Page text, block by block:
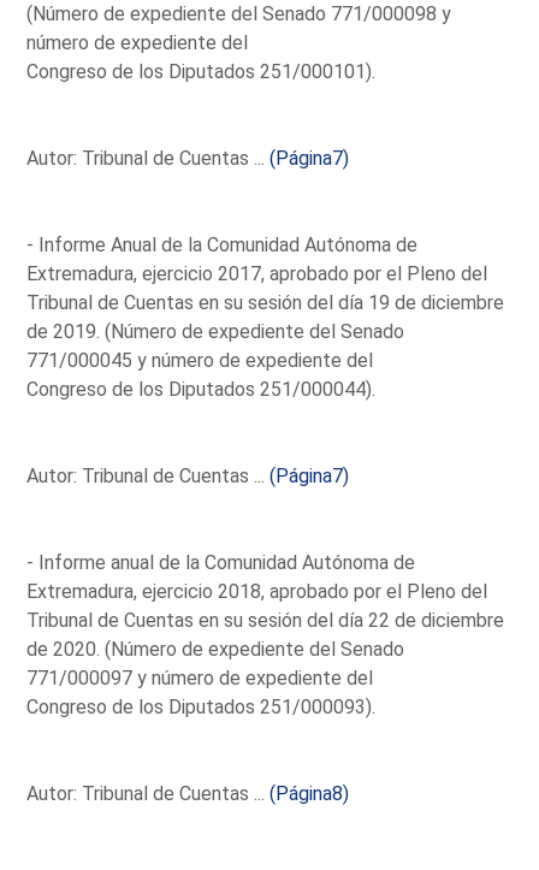
(Número de expediente del Senado 771/000098 y
número de expediente del
Congreso de los Diputados 251/000101).
Autor: Tribunal de Cuentas ...(Página7)
- Informe Anual de la Comunidad Autónoma de
Extremadura, ejercicio 2017, aprobado por el Pleno del
Tribunal de Cuentas en su sesión del día 19 de diciembre
de 2019. (Número de expediente del Senado
771/000045 y número de expediente del
Congreso de los Diputados 251/000044).
Autor: Tribunal de Cuentas ...(Página7)
- Informe anual de la Comunidad Autónoma de
Extremadura, ejercicio 2018, aprobado por el Pleno del
Tribunal de Cuentas en su sesión del día 22 de diciembre
de 2020. (Número de expediente del Senado
771/000097 y número de expediente del
Congreso de los Diputados 251/000093).
Autor: Tribunal de Cuentas ...(Página8)